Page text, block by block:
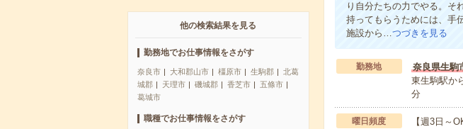
他の検索結果を見る
勤務地でお仕事情報をさがす
奈良市 大和郡山市 橿原市 生駒郡
北葛
城郡
天理市 磯城郡 香芝市
五條市
葛城市
職種でお仕事情報をさがす
り自分たちの力でやる。そ
持ってもらうためには、手
施設から…つづきを見る
勤務地
奈良県生駒
東生駒駅か
分
曜日頻度
【週3日～